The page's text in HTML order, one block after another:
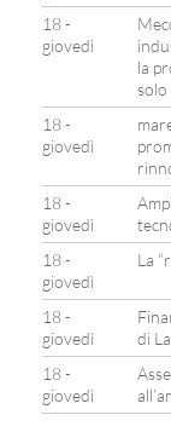
18 -
giovedì
la
solo
18 -
giovedì
18 -
giovedì
18 -
giovedì
La
18 -
giovedì
di
18 -
giovedì